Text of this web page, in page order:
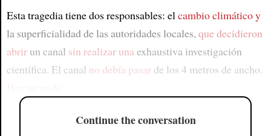
Esta tragedia tiene dos responsables: elcambio climático y
la superficialidad de las autoridades locales,que decidieron
abrirun canal sin realizar unaexhaustiva investigación
científica. El canal no debía pasarde los 4 metros de ancho.
Continue the conversation